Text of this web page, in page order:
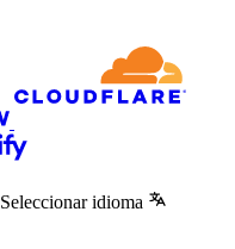
Seleccionar idioma